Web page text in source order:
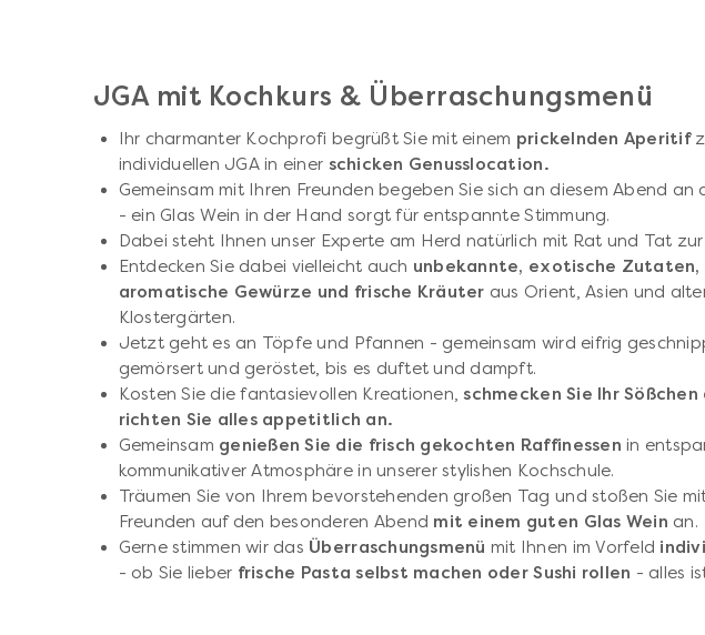
JGA mit Kochkurs & Überraschungsmenü
Ihr charmanter Kochprofi begrüßt Sie mit einem prickelnden Aperitif
individuellen JGA in einer schicken Genusslocation.
Gemeinsam mit Ihren Freunden begeben Sie sich an diesem Abend an
- ein Glas Wein in der Hand sorgt für entspannte Stimmung.
Dabei steht Ihnen unser Experte am Herd natürlich mit Rat und Tat zur
Entdecken Sie dabei vielleicht auch unbekannte, exotische Zutaten,
aromatische Gewürze und frische Kräuter aus Orient, Asien und
Klostergärten.
Jetzt geht es an Töpfe und Pfannen - gemeinsam wird eifrig
gemörsert und geröstet, bis es duftet und dampft.
Kosten Sie die fantasievollen Kreationen, schmecken Sie Ihr Sößchen
richten Sie alles appetitlich an.
Gemeinsam genießen Sie die frisch gekochten Raffinessen in
kommunikativer Atmosphäre in unserer stylishen Kochschule.
Träumen Sie von Ihrem bevorstehenden großen Tag und stoßen Sie
Freunden auf den besonderen Abend mit einem guten Glas Wein an.
Gerne stimmen wir das Überraschungsmenü mit Ihnen im Vorfeld
- ob Sie lieber frische Pasta selbst machen oder Sushi rollen - alles